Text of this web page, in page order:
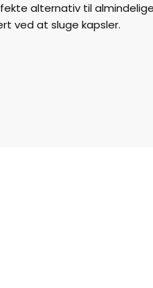
alternativ til
ved at sluge kapsler.